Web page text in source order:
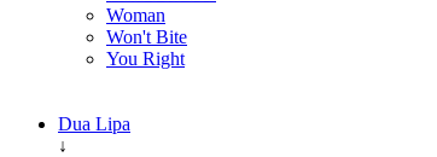
Woman
Won't Bite
You Right
Dua Lipa
↓